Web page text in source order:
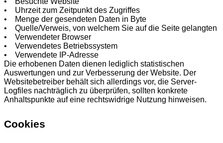
• Uhrzeit zum Zeitpunkt des Zugriffes
• Menge der gesendeten Daten in Byte
• Quelle/Verweis, von welchem Sie auf die Seite gelangten
• Verwendeter Browser
• Verwendetes Betriebssystem
• Verwendete IP-Adresse
Die erhobenen Daten dienen lediglich statistischen
Auswertungen und zur Verbesserung der Website. Der
Websitebetreiber behält sich allerdings vor, die Server-
Logfiles nachträglich zu überprüfen, sollten konkrete
Anhaltspunkte auf eine rechtswidrige Nutzung hinweisen.
Cookies